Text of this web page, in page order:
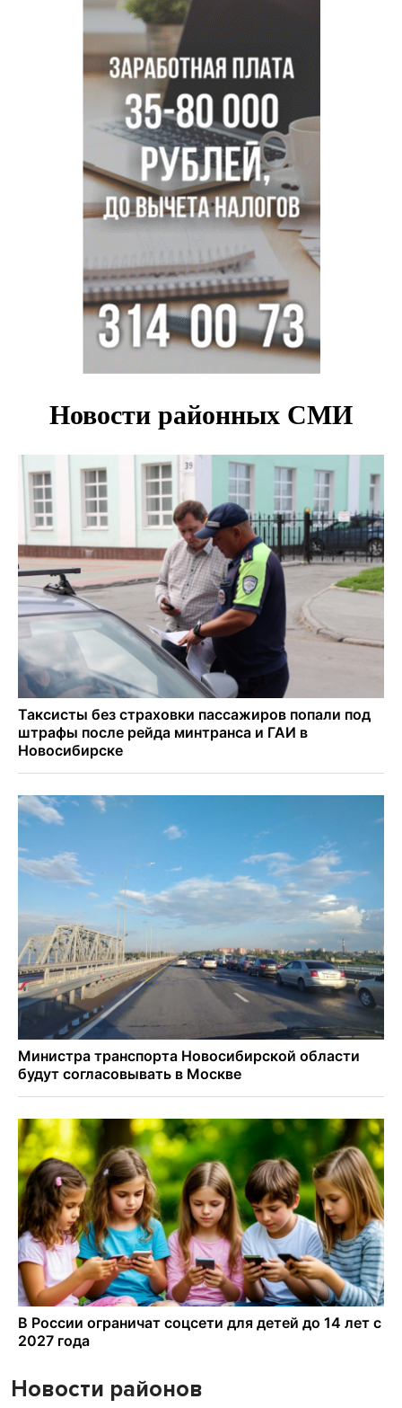
Андрей Травников поблагодарил новосибирских
строителей за вклад в развитие региона
Новосибирский метрополитен начал ремонт входа на
«Площади Ленина»
Новости районов